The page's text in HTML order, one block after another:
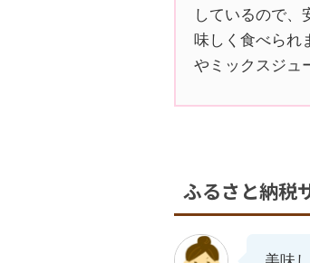
しているので、
味しく食べられ
やミックスジュ
ふるさと納税